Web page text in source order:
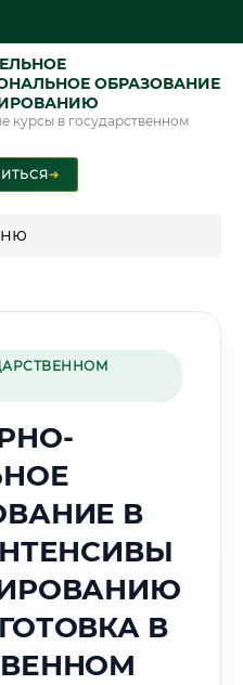
ОБРАЗОВАНИЕ
курсы в государственном
➜
г.
,Преимущественно ясно
🌇 Закат:19:19
В
В